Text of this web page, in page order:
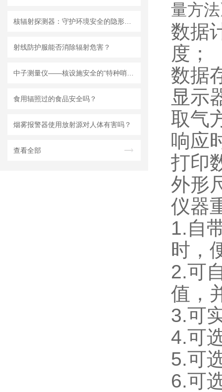
射线防护服能否消除辐射危害？
食用辐照过的食品安全吗？
烟雾报警器使用放射源对人体有害吗？
查看全部
量方
数据
度；
数据
显示
取气
响应
打印
外形
仪器
1.自
时，
2.可
值，
3.可
4.可
5.可
6.可